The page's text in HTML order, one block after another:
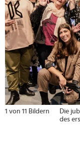
1 von 11 Bildern
Die
des